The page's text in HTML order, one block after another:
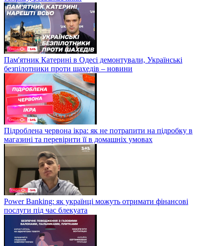
Пам'ятник Катерині в Одесі демонтували, Українські
безпілотники проти шахедів – новини
Підроблена червона ікра: як не потрапити на підробку в
магазині та перевірити її в домашніх умовах
Power Banking: як українці можуть отримати фінансові
послуги під час блекуата